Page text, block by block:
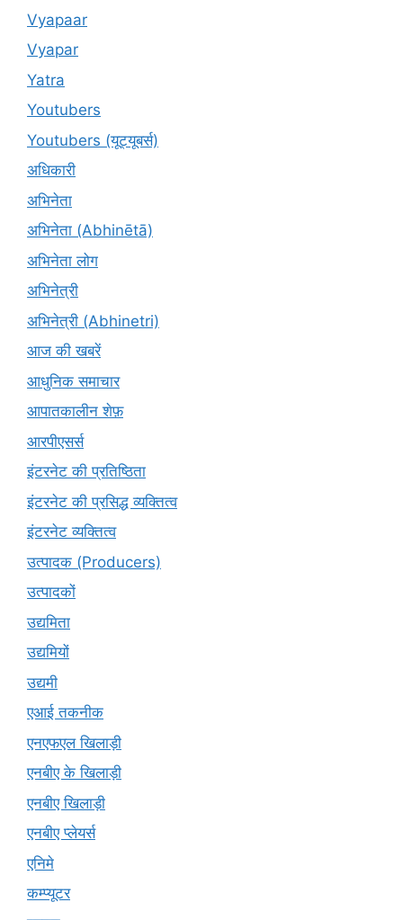
Vyapaar
Vyapar
Yatra
Youtubers
Youtubers (यूट्यूबर्स)
अधिकारी
अभिनेता
अभिनेता (Abhinētā)
अभिनेता लोग
अभिनेत्री
अभिनेत्री (Abhinetri)
आज की खबरें
आधुनिक समाचार
आपातकालीन शेफ़
आरपीएसर्स
इंटरनेट की प्रतिष्ठिता
इंटरनेट की प्रसिद्ध व्यक्तित्व
इंटरनेट व्यक्तित्व
उत्पादक (Producers)
उत्पादकों
उद्यमिता
उद्यमियों
उद्यमी
एआई तकनीक
एनएफएल खिलाड़ी
एनबीए के खिलाड़ी
एनबीए खिलाड़ी
एनबीए प्लेयर्स
एनिमे
कम्प्यूटर